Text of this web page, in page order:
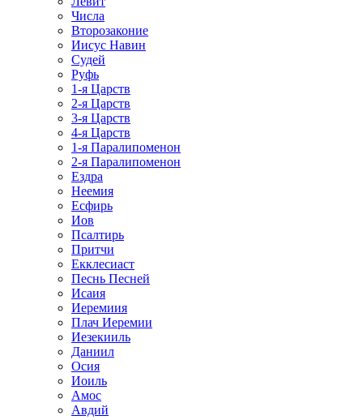
Числа
Второзаконие
Иисус Навин
Судей
Руфь
1-я Царств
2-я Царств
3-я Царств
4-я Царств
1-я Паралипоменон
2-я Паралипоменон
Ездра
Неемия
Есфирь
Иов
Псалтирь
Притчи
Екклесиаст
Песнь Песней
Исаия
Иеремиия
Плач Иеремии
Иезекииль
Даниил
Осия
Иоиль
Амос
Авдий